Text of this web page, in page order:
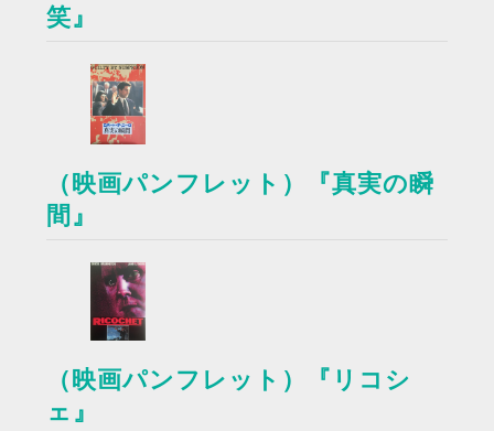
笑』
（映画パンフレット）『真実の瞬
間』
（映画パンフレット）『リコシ
ェ』